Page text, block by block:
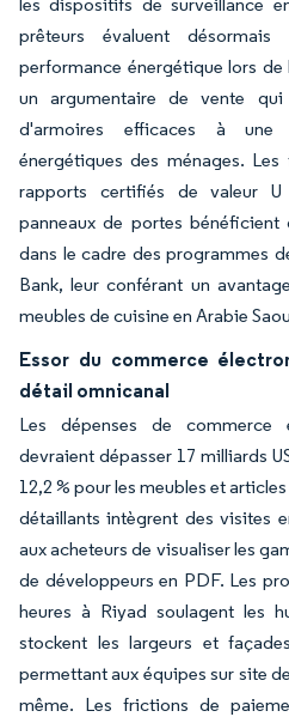
prêteurs évaluent
performance énergétique lors
un argumentaire de vente qui
d'armoires efficaces à une
énergétiques des ménages.
rapports certifiés de valeur
panneaux de portes
dans le cadre des programmes
Bank, leur conférant un
meubles de cuisine en Arabie
Essor du commerce
détail omnicanal
Les dépenses de commerce
devraient dépasser 17 milliards
12,2 % pour les meubles et
détaillants intègrent des visites
aux acheteurs de visualiser les
de développeurs en PDF. Les
heures à Riyad soulagent les
stockent les largeurs et
permettant aux équipes sur site
même. Les frictions de